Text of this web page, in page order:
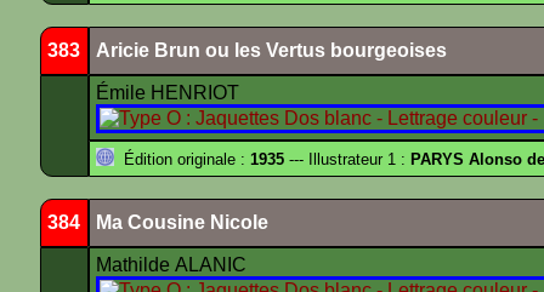
383 Aricie Brun ou les Vertus bourgeoises
Émile HENRIOT
Édition originale : 1935 --- Illustrateur 1 : PARYS Alonso de
384 Ma Cousine Nicole
Mathilde ALANIC